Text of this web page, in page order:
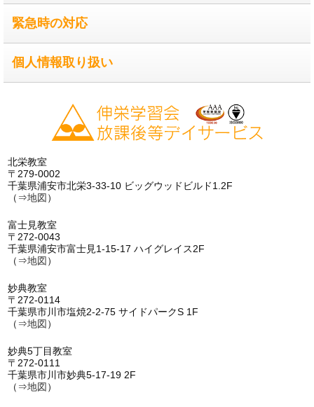
緊急時の対応
個人情報取り扱い
北栄教室
〒279-0002
千葉県浦安市北栄3-33-10 ビッグウッドビルド1.2F
（⇒地図 ）
富士見教室
〒272-0043
千葉県浦安市富士見1-15-17 ハイグレイス2F
（⇒地図 ）
妙典教室
〒272-0114
千葉県市川市塩焼2-2-75 サイドパークS 1F
（⇒地図 ）
妙典5丁目教室
〒272-0111
千葉県市川市妙典5-17-19 2F
（⇒地図 ）